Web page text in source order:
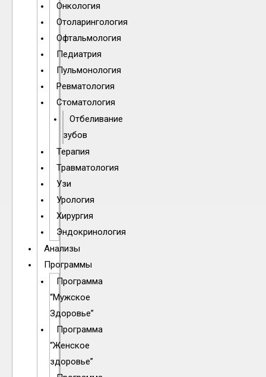
Онкология
Отоларингология
Офтальмология
Педиатрия
Пульмонология
Ревматология
Стоматология
Отбеливание
зубов
Терапия
Травматология
Узи
Урология
Хирургия
Эндокринология
Анализы
Программы
Программа
“Мужское
Здоровье”
Программа
“Женское
здоровье”